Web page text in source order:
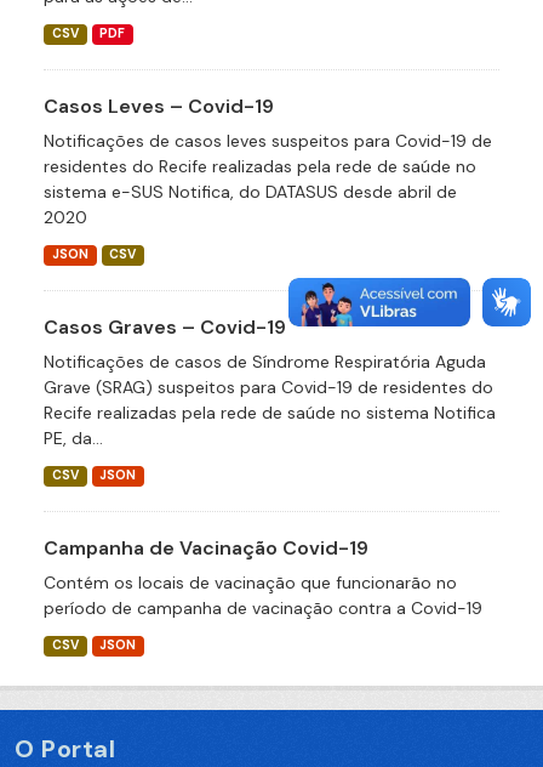
CSV PDF
Casos Leves – Covid-19
Notificações de casos leves suspeitos para Covid-19 de
residentes do Recife realizadas pela rede de saúde no
sistema e-SUS Notifica, do DATASUS desde abril de
2020
JSON CSV
Casos Graves – Covid-19
Notificações de casos de Síndrome Respiratória Aguda
Grave (SRAG) suspeitos para Covid-19 de residentes do
Recife realizadas pela rede de saúde no sistema Notifica
PE, da...
CSV JSON
Campanha de Vacinação Covid-19
Contém os locais de vacinação que funcionarão no
período de campanha de vacinação contra a Covid-19
CSV JSON
O Portal